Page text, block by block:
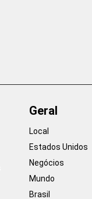
Geral
Local
Estados Unidos
Negócios
Mundo
Brasil